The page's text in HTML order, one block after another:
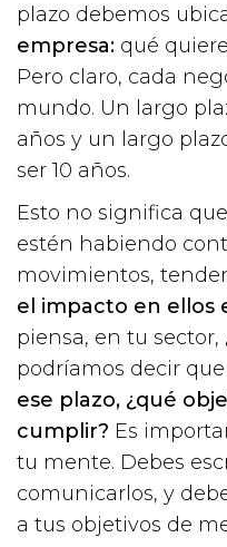
plazo debemos
empresa: qué
Pero claro, cada
mundo. Un largo
años y un largo
ser 10 años.
Esto no significa
estén habiendo
movimientos,
el impacto en ellos
piensa, en tu sector,
podríamos decir
ese plazo, ¿qué
cumplir? Es
tu mente. Debes
comunicarlos, y
a tus objetivos de